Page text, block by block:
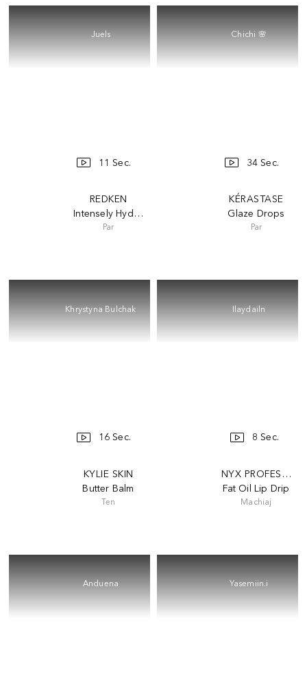
11 Sec.
Juels
REDKEN
Intensely Hydrating Heat Protection
Par
34 Sec.
Chichi 🌸
KÉRASTASE
Glaze Drops
Par
16 Sec.
Khrystyna Bulchak
KYLIE SKIN
Butter Balm
Ten
8 Sec.
Ilaydailn
NYX
Fat Oil Lip Drip
Machiaj
Anduena Yasemiin.i